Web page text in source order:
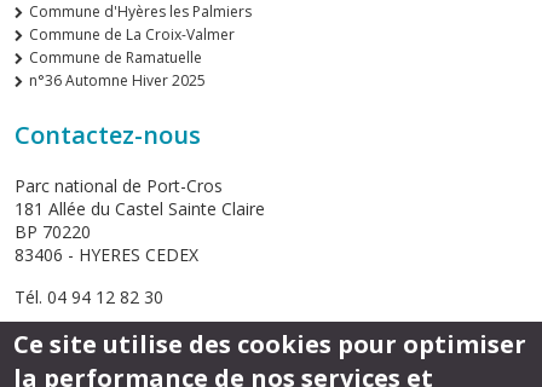
Commune d'Hyères les Palmiers
Commune de La Croix-Valmer
Commune de Ramatuelle
n°36 Automne Hiver 2025
Contactez-nous
Parc national de Port-Cros
181 Allée du Castel Sainte Claire
BP 70220
83406 - HYERES CEDEX
Tél. 04 94 12 82 30
Envoyer un email
Ce site utilise des cookies pour optimiser
la performance de nos services et